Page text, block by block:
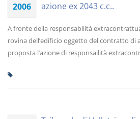
2006
azione ex 2043 c.c..
A fronte della responsabilità
rovina dell’edificio oggetto del contratto di
proposta l’azione di responsailità